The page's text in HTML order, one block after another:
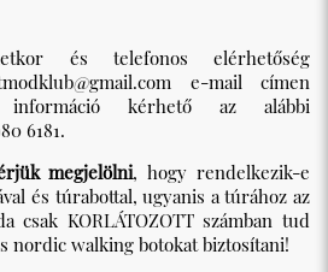
és telefonos elérhetőség
e-mail címen
információ kérhető az alábbi
6181.
megjelölni, hogy rendelkezik-e
és túrabottal, ugyanis a túrához az
csak KORLÁTOZOTT számban tud
nordic walking botokat biztosítani!